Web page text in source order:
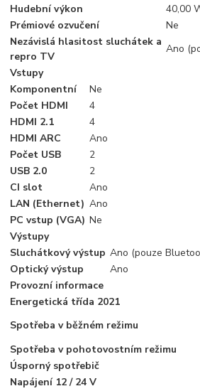
Hudební výkon
40,00
Prémiové ozvučení
Ne
Nezávislá hlasitost sluchátek a
repro TV
Ano
Vstupy
Komponentní
Ne
Počet HDMI
4
HDMI 2.1
4
HDMI ARC
Ano
Počet USB
2
USB 2.0
2
CI slot
Ano
LAN (Ethernet) Ano
PC vstup (VGA) Ne
Výstupy
Sluchátkový výstup Ano (pouze
Optický výstup
Ano
Provozní informace
Energetická třída 2021
Spotřeba v běžném režimu
Spotřeba v pohotovostním režimu
Úsporný spotřebič
Napájení 12 / 24 V